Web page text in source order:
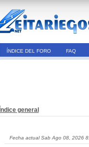
ÍNDICE DEL FORO FAQ
Índice general
Fecha actual Sab Ago 08, 2026